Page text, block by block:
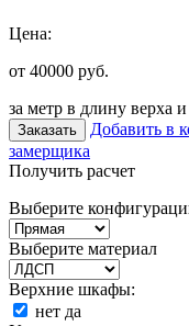
Цена:
от 40000 руб.
за метр в длину верха
Заказать Добавить в
замерщика
Получить расчет
Выберите
Выберите материал
Верхние шкафы:
нет да